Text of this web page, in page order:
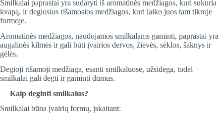
Smilkalai paprastai yra sudaryti iš aromatinės medžiagos, kuri sukuria
kvapą, ir degiosios rišamosios medžiagos, kuri laiko juos tam tikroje
formoje.
Aromatinės medžiagos, naudojamos smilkalams gaminti, paprastai yra
augalinės kilmės ir gali būti įvairios dervos, žievės, sėklos, šaknys ir
gėlės.
Degioji rišamoji medžiaga, esanti smilkaluose, užsidega, todėl
smilkalai gali degti ir gaminti dūmus.
Kaip deginti smilkalus?
Smilkalai būna įvairių formų, įskaitant: